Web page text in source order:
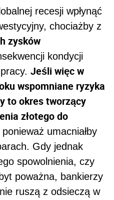
recesji wpłynąć
chociażby z
zysków
kondycji
Jeśli więc w
wspomniane ryzyka
to okres tworzący
złotego do
ponieważ umacniałby
Gdy jednak
spowolnienia, czy
poważna, bankierzy
ruszą z odsieczą w